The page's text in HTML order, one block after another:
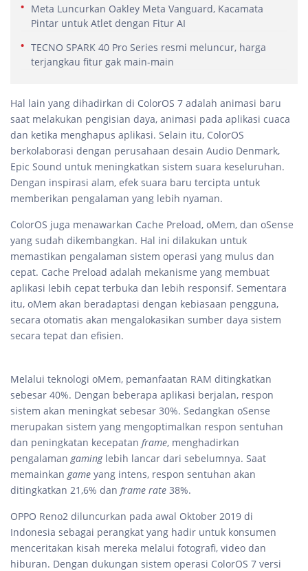
Meta Luncurkan Oakley Meta Vanguard, Kacamata
Pintar untuk Atlet dengan Fitur AI
TECNO SPARK 40 Pro Series resmi meluncur, harga
terjangkau fitur gak main-main
Hal lain yang dihadirkan di ColorOS 7 adalah animasi baru
saat melakukan pengisian daya, animasi pada aplikasi cuaca
dan ketika menghapus aplikasi. Selain itu, ColorOS
berkolaborasi dengan perusahaan desain Audio Denmark,
Epic Sound untuk meningkatkan sistem suara keseluruhan.
Dengan inspirasi alam, efek suara baru tercipta untuk
memberikan pengalaman yang lebih nyaman.
ColorOS juga menawarkan Cache Preload, oMem, dan oSense
yang sudah dikembangkan. Hal ini dilakukan untuk
memastikan pengalaman sistem operasi yang mulus dan
cepat. Cache Preload adalah mekanisme yang membuat
aplikasi lebih cepat terbuka dan lebih responsif. Sementara
itu, oMem akan beradaptasi dengan kebiasaan pengguna,
secara otomatis akan mengalokasikan sumber daya sistem
secara tepat dan efisien.
Melalui teknologi oMem, pemanfaatan RAM ditingkatkan
sebesar 40%. Dengan beberapa aplikasi berjalan, respon
sistem akan meningkat sebesar 30%. Sedangkan oSense
merupakan sistem yang mengoptimalkan respon sentuhan
dan peningkatan kecepatan frame, menghadirkan
pengalaman gaming lebih lancar dari sebelumnya. Saat
memainkan game yang intens, respon sentuhan akan
ditingkatkan 21,6% dan frame rate 38%.
OPPO Reno2 diluncurkan pada awal Oktober 2019 di
Indonesia sebagai perangkat yang hadir untuk konsumen
menceritakan kisah mereka melalui fotografi, video dan
hiburan. Dengan dukungan sistem operasi ColorOS 7 versi